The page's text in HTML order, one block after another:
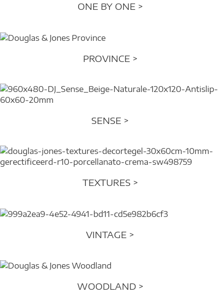
ONE BY ONE >
PROVINCE >
SENSE >
TEXTURES >
VINTAGE >
WOODLAND >